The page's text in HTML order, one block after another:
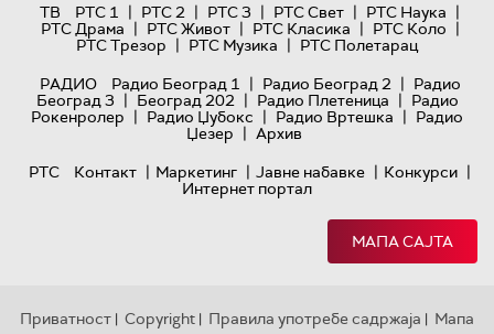
ТВ
РТС 1 | РТС 2 | РТС 3 | РТС Свет | РТС Наука |
РТС Драма | РТС Живот | РТС Класика | РТС Коло |
РТС Трезор | РТС Музика | РТС Полетарац
РАДИО
Радио Београд 1 | Радио Београд 2 | Радио
Београд 3 | Београд 202 | Радио Плетеница | Радио
Рокенролер | Радио Џубокс | Радио Вртешка | Радио
Џезер | Архив
РТС
Контакт | Маркетинг | Јавне набавке | Конкурси |
Интернет портал
МАПА САЈТА
Приватност | Copyright | Правила употребе садржаја | Мапа